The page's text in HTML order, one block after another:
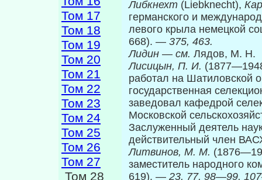
Том 17
Том 18
Том 19
Том 20
Том 21
Том 22
Том 23
Том 24
Том 25
Том 26
Том 27
Том 28
Либкнехт (Liebknecht),
германского и
левого крыла немецкой
668). — 375, 463.
Лидин — см. Лядов, М. Н.
Лисицын, П. И.
работал на Шатиловской
государственная
заведовал кафедрой
Московской
Заслуженный деятель
действительный член
Литвинов, М. М.
заместитель народного
619). — 23, 77, 98—99,